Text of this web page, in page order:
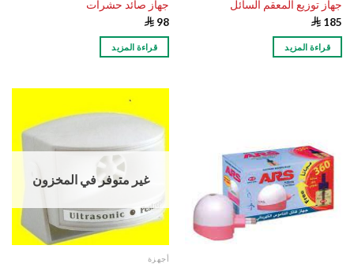
جهاز توزيع المعقم السائل
 185
قراءة المزيد
جهاز صائد حشرات
 98
قراءة المزيد
غير متوفر في المخزون
أجهزة